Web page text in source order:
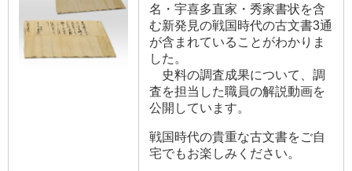
名・宇喜多直家・秀家書状を含
む新発見の戦国時代の古文書3通
が含まれていることがわかりま
した。
史料の調査成果について、調
査を担当した職員の解説動画を
公開しています。
戦国時代の貴重な古文書をご自
宅でもお楽しみください。